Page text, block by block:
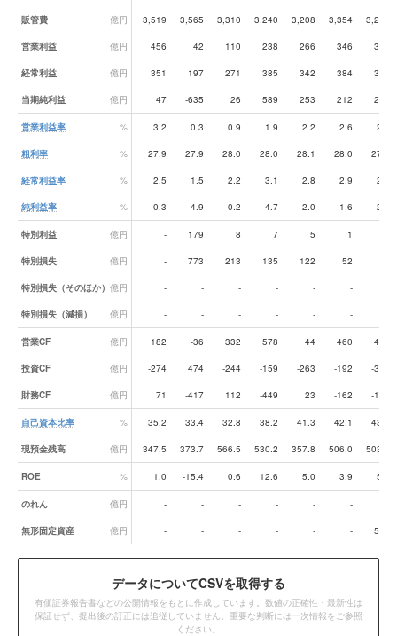
販管費 億円 3,519 3,565 3,310 3,240 3,208 3,354 3,224
営業利益 億円 456 42 110 238 266 346 331
経常利益 億円 351 197 271 385 342 384 346
当期純利益 億円 47 -635 26 589 253 212 299
営業利益率 % 3.2 0.3 0.9 1.9 2.2 2.6 2.6
粗利率 % 27.9 27.9 28.0 28.0 28.1 28.0 27.9
経常利益率 % 2.5 1.5 2.2 3.1 2.8 2.9 2.7
純利益率 % 0.3 -4.9 0.2 4.7 2.0 1.6 2.3
特別利益 億円 - 179 8 7 5 1
特別損失 億円 - 773 213 135 122 52
特別損失（そのほか） 億円 - - - - - -
特別損失（減損） 億円 - - - - - -
営業CF 億円 182 -36 332 578 44 460 494
投資CF 億円 -274 474 -244 -159 -263 -192 -344
財務CF 億円 71 -417 112 -449 23 -162 -174
自己資本比率 % 35.2 33.4 32.8 38.2 41.3 42.1 43.5
現預金残高 億円 347.5 373.7 566.5 530.2 357.8 506.0 503.0
ROE % 1.0 -15.4 0.6 12.6 5.0 3.9 5.3
のれん 億円 - - - - - -
無形固定資産 億円 - - - - - - 557
データについてCSVを取得する
有価証券報告書などの公開情報をもとに作成しています。数値の正確性・最新性は
保証せず、提出後の訂正には追従していません。重要な判断には一次情報をご参照
ください。